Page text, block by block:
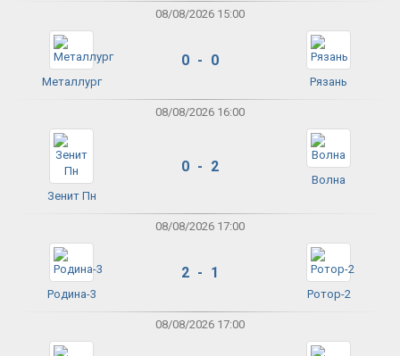
08/08/2026 15:00
Металлург
0 - 0
Рязань
08/08/2026 16:00
Зенит Пн
0 - 2
Волна
08/08/2026 17:00
Родина-3
2 - 1
Ротор-2
08/08/2026 17:00